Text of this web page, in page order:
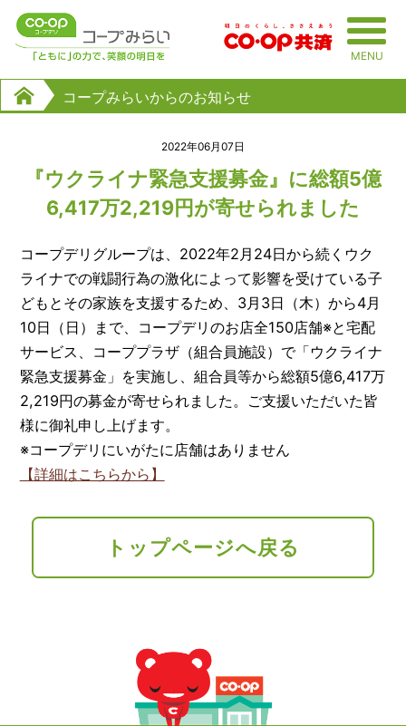
Skip
content
MENU
コープみらいからのお知らせ
2022年06月07日
『ウクライナ緊急支援募金』に総額5億
6,417万2,219円が寄せられました
コープデリグループは、2022年2月24日から続くウク
ライナでの戦闘行為の激化によって影響を受けている子
どもとその家族を支援するため、3月3日（木）から4月
10日（日）まで、コープデリのお店全150店舗※と宅配
サービス、コーププラザ（組合員施設）で「ウクライナ
緊急支援募金」を実施し、組合員等から総額5億6,417万
2,219円の募金が寄せられました。ご支援いただいた皆
様に御礼申し上げます。
※コープデリにいがたに店舗はありません
【詳細はこちらから】
トップページへ戻る